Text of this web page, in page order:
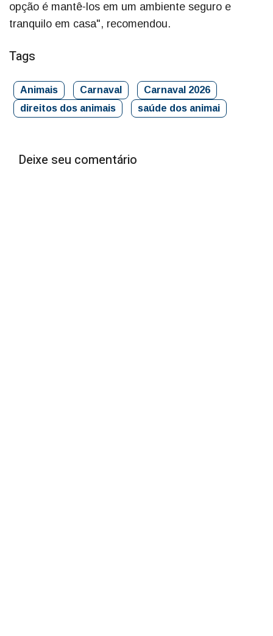
opção é mantê-los em um ambiente seguro e
tranquilo em casa", recomendou.
Tags
Animais Carnaval
Carnaval 2026
direitos dos animais
saúde dos animai
Deixe seu comentário